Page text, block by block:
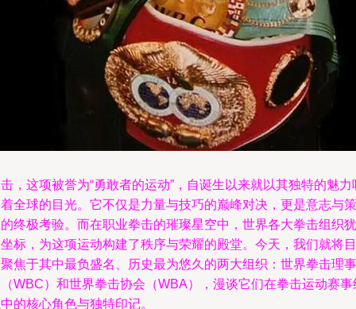
，这项被誉为“勇敢者的运动”，自诞生以来就以其独特的魅力
全球的目光。它不仅是力量与技巧的巅峰对决，更是意志与策
终极考验。而在职业拳击的璀璨星空中，世界各大拳击组织犹
标，为这项运动构建了秩序与荣耀的殿堂。今天，我们就将目
焦于其中最负盛名、历史最为悠久的两大组织：世界拳击理事
WBC）和世界拳击协会（WBA），漫谈它们在拳击运动赛事
的核心角色与独特印记。